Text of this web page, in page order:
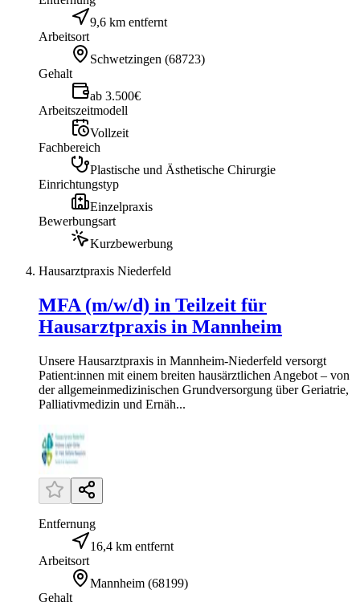
9,6 km entfernt
Arbeitsort
Schwetzingen (68723)
Gehalt
ab 3.500€
Arbeitszeitmodell
Vollzeit
Fachbereich
Plastische und Ästhetische Chirurgie
Einrichtungstyp
Einzelpraxis
Bewerbungsart
Kurzbewerbung
Hausarztpraxis Niederfeld
MFA (m/w/d) in Teilzeit für
Hausarztpraxis in Mannheim
Unsere Hausarztpraxis in Mannheim-Niederfeld versorgt
Patient:innen mit einem breiten hausärztlichen Angebot – von
der allgemeinmedizinischen Grundversorgung über Geriatrie,
Palliativmedizin und Ernäh...
Entfernung
16,4 km entfernt
Arbeitsort
Mannheim (68199)
Gehalt